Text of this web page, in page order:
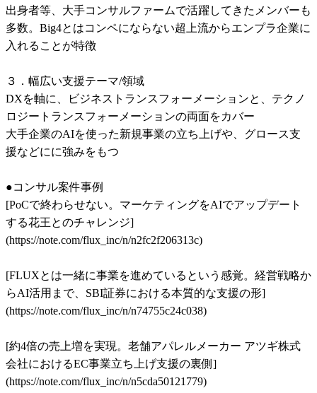
出身者等、大手コンサルファームで活躍してきたメンバーも
多数。Big4とはコンペにならない超上流からエンプラ企業に
入れることが特徴
３．幅広い支援テーマ/領域
DXを軸に、ビジネストランスフォーメーションと、テクノ
ロジートランスフォーメーションの両面をカバー
大手企業のAIを使った新規事業の立ち上げや、グロース支
援などにに強みをもつ
●コンサル案件事例
[PoCで終わらせない。マーケティングをAIでアップデート
する花王とのチャレンジ]
(https://note.com/flux_inc/n/n2fc2f206313c)
[FLUXとは一緒に事業を進めているという感覚。経営戦略か
らAI活用まで、SBI証券における本質的な支援の形]
(https://note.com/flux_inc/n/n74755c24c038)
[約4倍の売上増を実現。老舗アパレルメーカー アツギ株式
会社におけるEC事業立ち上げ支援の裏側]